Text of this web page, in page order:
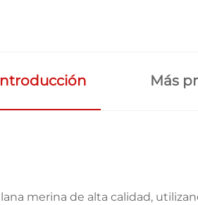
Más
merina de alta calidad,